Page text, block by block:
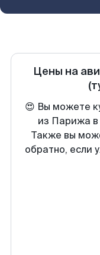
Цены на
😍 Вы можете
из Парижа в
Также вы
обратно, если